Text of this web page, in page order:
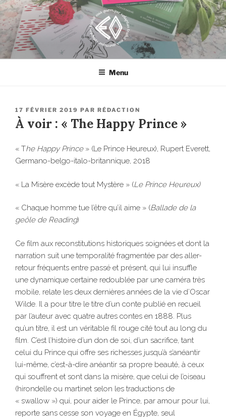
Aller
au
contenu
principal
EROSONYX
Tout livre n’est-il pas une bouteille jetée à la mer ?
Menu
PUBLIÉ
LE
17 FÉVRIER 2019 PAR RÉDACTION
À voir : « The Happy Prince »
« The Happy Prince » (Le Prince Heureux), Rupert Everett,
Germano-belgo-italo-britannique, 2018
« La Misère excède tout Mystère » (Le Prince Heureux)
« Chaque homme tue l’être qu’il aime » (Ballade de la
geôle de Reading)
Ce film aux reconstitutions historiques soignées et dont la
narration suit une temporalité fragmentée par des aller-
retour fréquents entre passé et présent, qui lui insuffle
une dynamique certaine redoublée par une caméra très
mobile, relate les deux dernières années de la vie d’Oscar
Wilde. Il a pour titre le titre d’un conte publié en recueil
par l’auteur avec quatre autres contes en 1888. Plus
qu’un titre, il est un véritable fil rouge cité tout au long du
film. C’est l’histoire d’un don de soi, d’un sacrifice, tant
celui du Prince qui offre ses richesses jusqu’à s’anéantir
lui-même, c’est-à-dire anéantir sa propre beauté, à ceux
qui souffrent et sont dans la misère, que celui de l’oiseau
(hirondelle ou martinet selon les traductions de
« swallow ») qui, pour aider le Prince, par amour pour lui,
reporte sans cesse son voyage en Égypte, seul